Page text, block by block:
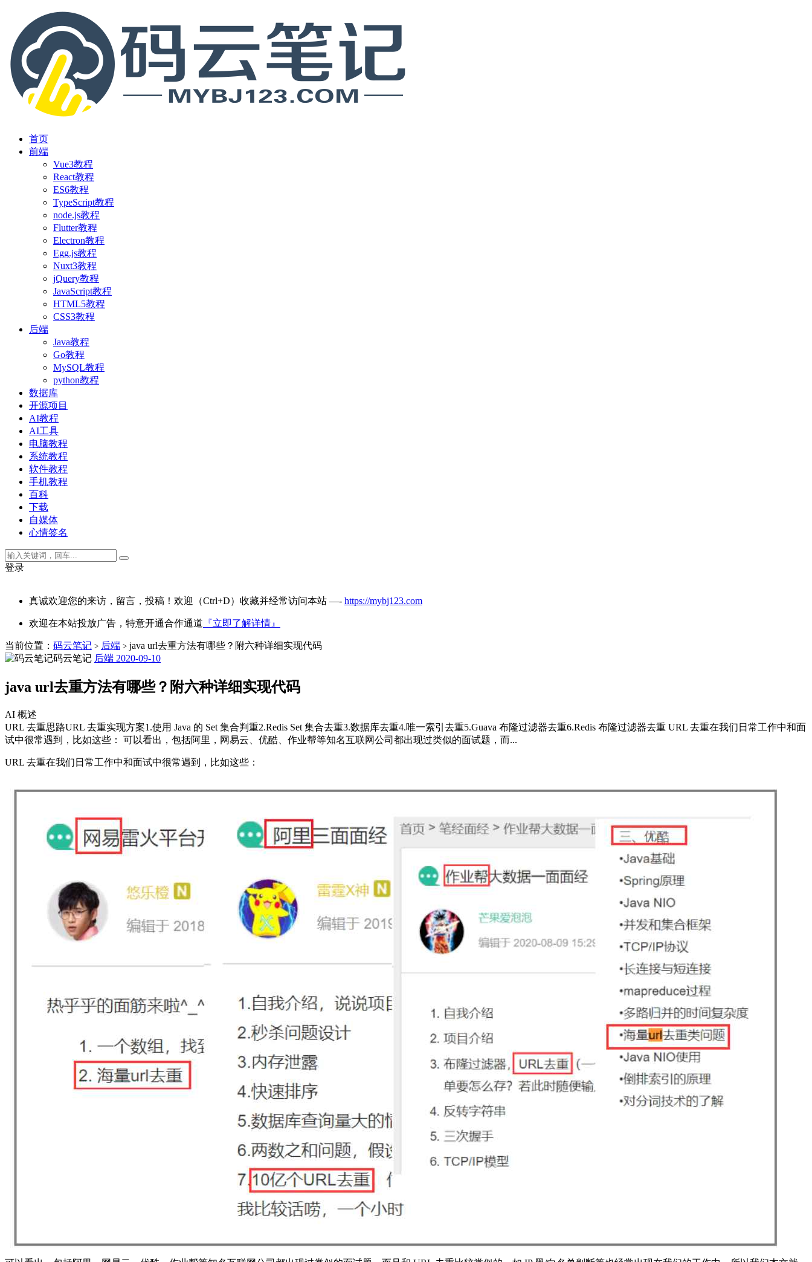
首页
前端
Vue3教程
React教程
ES6教程
TypeScript教程
node.js教程
Flutter教程
Electron教程
Egg.js教程
Nuxt3教程
jQuery教程
JavaScript教程
HTML5教程
CSS3教程
后端
Java教程
Go教程
MySQL教程
python教程
数据库
开源项目
AI教程
AI工具
电脑教程
系统教程
软件教程
手机教程
百科
下载
自媒体
心情签名
登录
真诚欢迎您的来访，留言，投稿！欢迎（Ctrl+D）收藏并经常访问本站 —- https://mybj123.com
欢迎在本站投放广告，特意开通合作通道 『立即了解详情』
当前位置： 码云笔记 > 后端 > java url去重方法有哪些？附六种详细实现代码
码云笔记 后端 2020-09-10
java url去重方法有哪些？附六种详细实现代码
AI 概述
URL 去重思路URL 去重实现方案1.使用 Java 的 Set 集合判重2.Redis Set 集合去重3.数据库去重4.唯一索引去重5.Guava 布隆过滤器去重6.Redis 布隆过滤器去重 URL 去重在我们日常工作中和面
试中很常遇到，比如这些： 可以看出，包括阿里，网易云、优酷、作业帮等知名互联网公司都出现过类似的面试题，而...
URL 去重在我们日常工作中和面试中很常遇到，比如这些：